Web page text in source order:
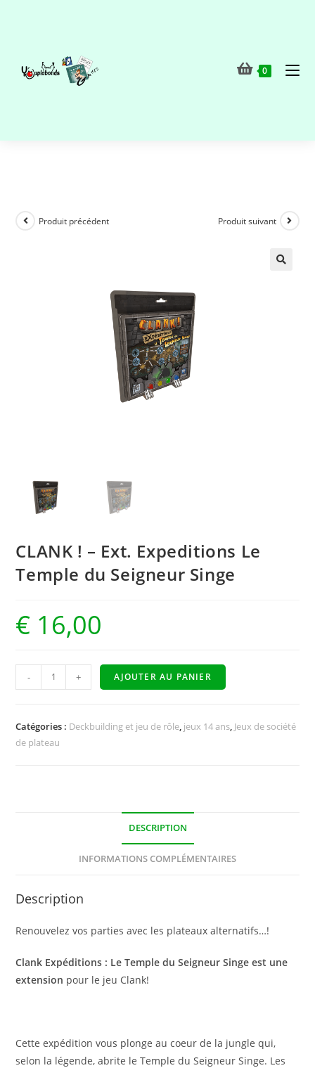
0
Produit précédent Produit suivant
CLANK ! – Ext. Expeditions Le
Temple du Seigneur Singe
€ 16,00
- + AJOUTER AU PANIER
Catégories : Deckbuilding et jeu de rôle, jeux 14 ans, Jeux de société
de plateau
DESCRIPTION
INFORMATIONS COMPLÉMENTAIRES
Description
Renouvelez vos parties avec les plateaux alternatifs…!
Clank Expéditions : Le Temple du Seigneur Singe est une
extension pour le jeu Clank!
Cette expédition vous plonge au coeur de la jungle qui,
selon la légende, abrite le Temple du Seigneur Singe. Les